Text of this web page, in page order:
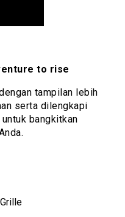
to rise
tampilan lebih
serta dilengkapi
bangkitkan